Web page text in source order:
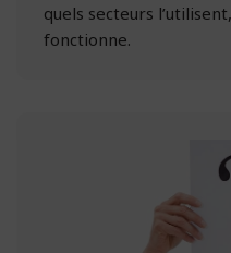
quels secteurs
fonctionne.